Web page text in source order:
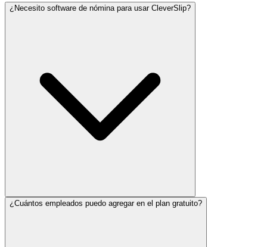
¿Necesito software de nómina para usar CleverSlip?
¿Cuántos empleados puedo agregar en el plan gratuito?